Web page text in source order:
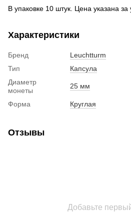
В упаковке 10 штук. Цена указана за
Характеристики
Бренд
Leuchtturm
Тип
Капсула
Диаметр
монеты
25 мм
Форма Круглая
Отзывы
Добавьте